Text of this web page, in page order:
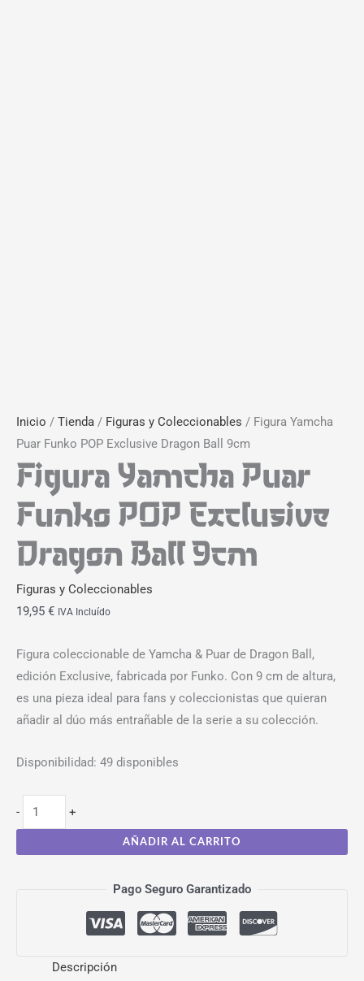
Inicio / Tienda / Figuras y Coleccionables / Figura Yamcha
Puar Funko POP Exclusive Dragon Ball 9cm
Figura Yamcha Puar
Funko POP Exclusive
Dragon Ball 9cm
Figuras y Coleccionables
19,95 € IVA Incluído
Figura coleccionable de Yamcha & Puar de Dragon Ball,
edición Exclusive, fabricada por Funko. Con 9 cm de altura,
es una pieza ideal para fans y coleccionistas que quieran
añadir al dúo más entrañable de la serie a su colección.
Disponibilidad: 49 disponibles
- +
AÑADIR AL CARRITO
Pago Seguro Garantizado
Descripción